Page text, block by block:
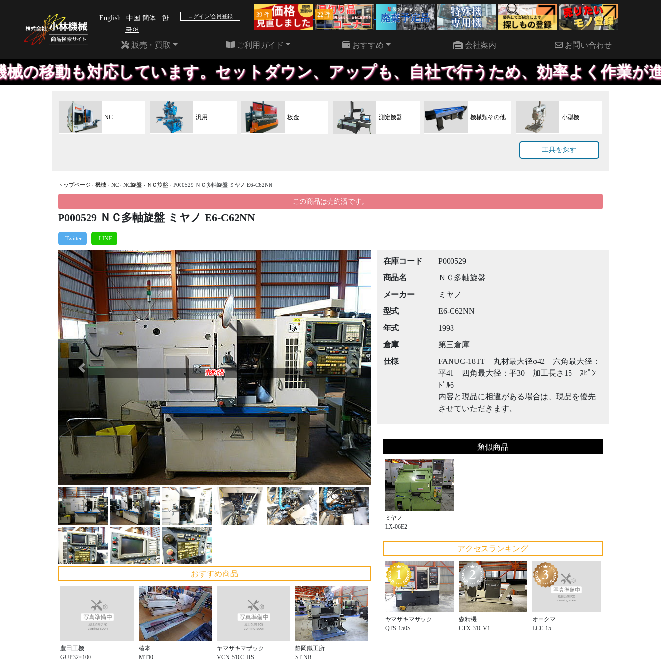
English 中国 簡体
한
국어
ログイン/会員登録 39 件 22 件
販売・買取 ご利用ガイド おすすめ 会社案内 お問い合わせ
対応しています。セットダウン、アップも、自社で行うため、効率よく作業が進めるこ
NC 汎用 板金 測定機器 機械類その他 小型機
工具を探す
トップページ › 機械 › NC › NC旋盤 › ＮＣ旋盤 › P000529 ＮＣ多軸旋盤 ミヤノ E6-C62NN
この商品は売約済です。
P000529 ＮＣ多軸旋盤 ミヤノ E6-C62NN
売約済
Previous Next
おすすめ商品
豊田工機
GUP32×100
椿本
MT10
ヤマザキマザック
VCN-510C-HS
静岡鐵工所
ST-NR
在庫コード
P000529
商品名
ＮＣ多軸旋盤
メーカー
ミヤノ
型式
E6-C62NN
年式
1998
倉庫
第三倉庫
仕様
FANUC-18TT 丸材最大径φ42 六角最大径：
平41 四角最大径：平30 加工長さ15 ｽﾋﾟﾝ
ﾄﾞﾙ6
内容と現品に相違がある場合は、現品を優先
させていただきます。
類似商品
ミヤノ
LX-06E2
アクセスランキング
ヤマザキマザック
QTS-150S
森精機
CTX-310 V1
オークマ
LCC-15